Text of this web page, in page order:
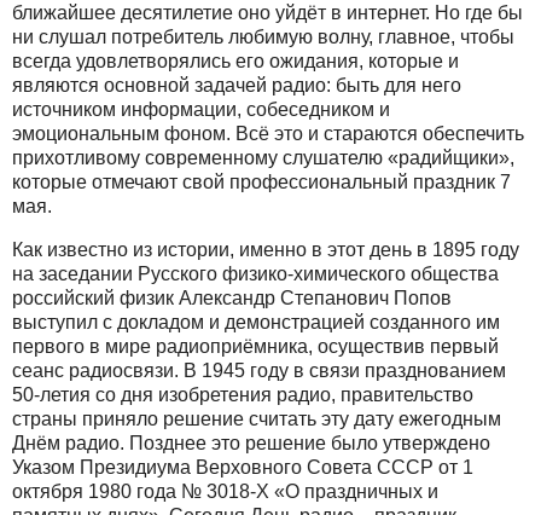
ближайшее десятилетие оно уйдёт в интернет. Но где бы
ни слушал потребитель любимую волну, главное, чтобы
всегда удовлетворялись его ожидания, которые и
являются основной задачей радио: быть для него
источником информации, собеседником и
эмоциональным фоном. Всё это и стараются обеспечить
прихотливому современному слушателю «радийщики»,
которые отмечают свой профессиональный праздник 7
мая.
Как известно из истории, именно в этот день в 1895 году
на заседании Русского физико-химического общества
российский физик Александр Степанович Попов
выступил с докладом и демонстрацией созданного им
первого в мире радиоприёмника, осуществив первый
сеанс радиосвязи. В 1945 году в связи празднованием
50-летия со дня изобретения радио, правительство
страны приняло решение считать эту дату ежегодным
Днём радио. Позднее это решение было утверждено
Указом Президиума Верховного Совета СССР от 1
октября 1980 года № 3018-Х «О праздничных и